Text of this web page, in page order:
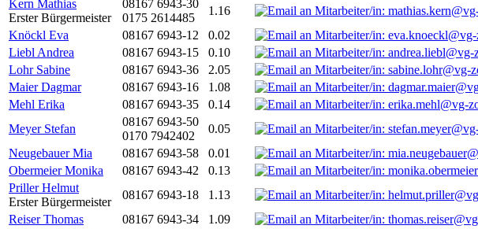
Kern Mathias
Erster Bürgermeister
08167 6943-30
0175 2614485
1.16
Knöckl Eva
08167 6943-12 0.02
Liebl Andrea
08167 6943-15 0.10
Lohr Sabine
08167 6943-36 2.05
Maier Dagmar
08167 6943-16 1.08
Mehl Erika
08167 6943-35 0.14
Meyer Stefan
08167 6943-50
0170 7942402
0.05
Neugebauer Mia
08167 6943-58 0.01
Obermeier Monika
08167 6943-42 0.13
Priller Helmut
Erster Bürgermeister
08167 6943-18 1.13
Reiser Thomas
08167 6943-34 1.09